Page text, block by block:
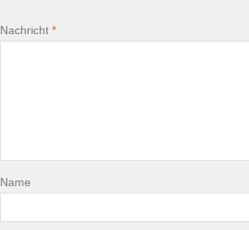
Nachricht *
Name